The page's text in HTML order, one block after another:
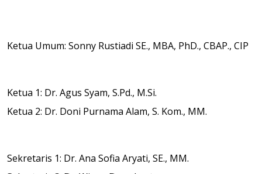
Ketua Umum: Sonny Rustiadi SE., MBA, PhD., CBAP., CIP
Ketua 1: Dr. Agus Syam, S.Pd., M.Si.
Ketua 2: Dr. Doni Purnama Alam, S. Kom., MM.
Sekretaris 1: Dr. Ana Sofia Aryati, SE., MM.